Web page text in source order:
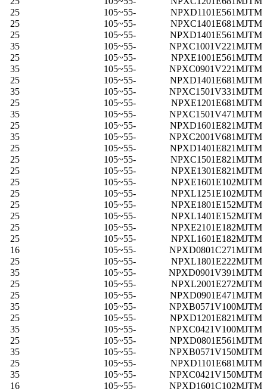
NPXD1101E561MJTM
-55~105
25
NPXC1401E681MJTM
-55~105
25
NPXD1401E561MJTM
-55~105
25
NPXC1001V221MJTM
-55~105
35
NPXE1001E561MJTM
-55~105
25
NPXC0901V221MJTM
-55~105
35
NPXD1401E681MJTM
-55~105
25
NPXC1501V331MJTM
-55~105
35
NPXE1201E681MJTM
-55~105
25
NPXC1501V471MJTM
-55~105
35
NPXD1601E821MJTM
-55~105
25
NPXC2001V681MJTM
-55~105
35
NPXD1401E821MJTM
-55~105
25
NPXC1501E821MJTM
-55~105
25
NPXE1301E821MJTM
-55~105
25
NPXE1601E102MJTM
-55~105
25
NPXL1251E102MJTM
-55~105
25
NPXE1801E152MJTM
-55~105
25
NPXL1401E152MJTM
-55~105
25
NPXE2101E182MJTM
-55~105
25
NPXL1601E182MJTM
-55~105
25
NPXD0801C271MJTM
-55~105
16
NPXL1801E222MJTM
-55~105
25
NPXD0901V391MJTM
-55~105
35
NPXL2001E272MJTM
-55~105
25
NPXD0901E471MJTM
-55~105
25
NPXB0571V100MJTM
-55~105
35
NPXD1201E821MJTM
-55~105
25
NPXC0421V100MJTM
-55~105
35
NPXD0801E561MJTM
-55~105
25
NPXB0571V150MJTM
-55~105
35
NPXD1101E681MJTM
-55~105
25
NPXC0421V150MJTM
-55~105
35
NPXD1601C102MJTM
-55~105
16